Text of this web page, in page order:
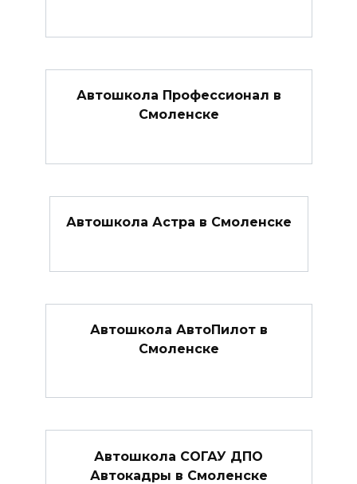
Автошкола Профессионал в
Смоленске
Автошкола Астра в Смоленске
Автошкола АвтоПилот в
Смоленске
Автошкола СОГАУ ДПО
Автокадры в Смоленске